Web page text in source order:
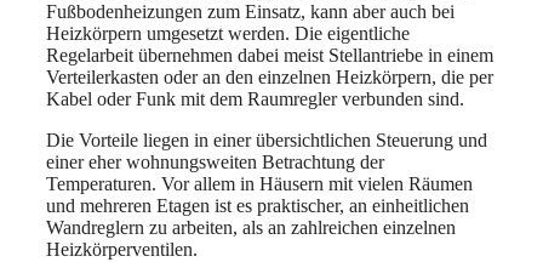
Fußbodenheizungen zum Einsatz, kann aber auch bei
Heizkörpern umgesetzt werden. Die eigentliche
Regelarbeit übernehmen dabei meist Stellantriebe in einem
Verteilerkasten oder an den einzelnen Heizkörpern, die per
Kabel oder Funk mit dem Raumregler verbunden sind.
Die Vorteile liegen in einer übersichtlichen Steuerung und
einer eher wohnungsweiten Betrachtung der
Temperaturen. Vor allem in Häusern mit vielen Räumen
und mehreren Etagen ist es praktischer, an einheitlichen
Wandreglern zu arbeiten, als an zahlreichen einzelnen
Heizkörperventilen.